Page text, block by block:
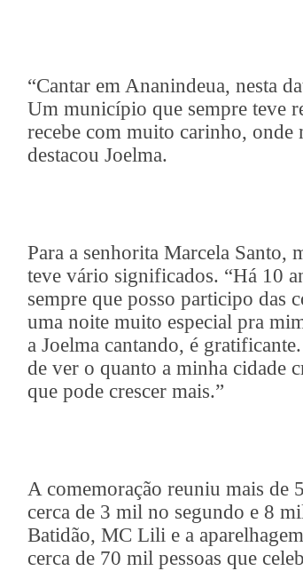
“Cantar em Ananindeua, nesta
Um município que sempre teve
recebe com muito carinho, onde
destacou Joelma.
Para a senhorita Marcela Santo,
teve vário significados. “Há 10
sempre que posso participo das
uma noite muito especial pra
a Joelma cantando, é
de ver o quanto a minha cidade
que pode crescer mais.”
A comemoração reuniu mais de
cerca de 3 mil no segundo e 8
Batidão, MC Lili e a
cerca de 70 mil pessoas que